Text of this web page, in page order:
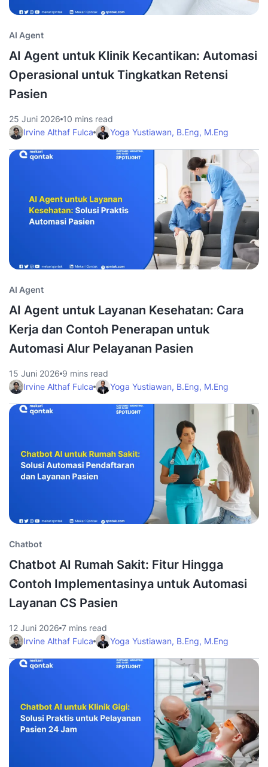
AI Agent
AI Agent untuk Klinik Kecantikan: Automasi
Operasional untuk Tingkatkan Retensi
Pasien
25 Juni 2026 10 mins read
Irvine Althaf Fulca
Yoga Yustiawan, B.Eng, M.Eng
AI Agent
AI Agent untuk Layanan Kesehatan: Cara
Kerja dan Contoh Penerapan untuk
Automasi Alur Pelayanan Pasien
15 Juni 2026 9 mins read
Irvine Althaf Fulca
Yoga Yustiawan, B.Eng, M.Eng
Chatbot
Chatbot AI Rumah Sakit: Fitur Hingga
Contoh Implementasinya untuk Automasi
Layanan CS Pasien
12 Juni 2026 7 mins read
Irvine Althaf Fulca
Yoga Yustiawan, B.Eng, M.Eng